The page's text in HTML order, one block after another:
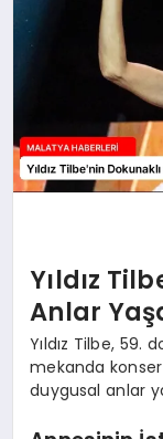
SIYASET
TEKNOLOJI
Yıldız
Anlar
Yıldız Tilbe, 59.
mekanda konser
duygusal anlar